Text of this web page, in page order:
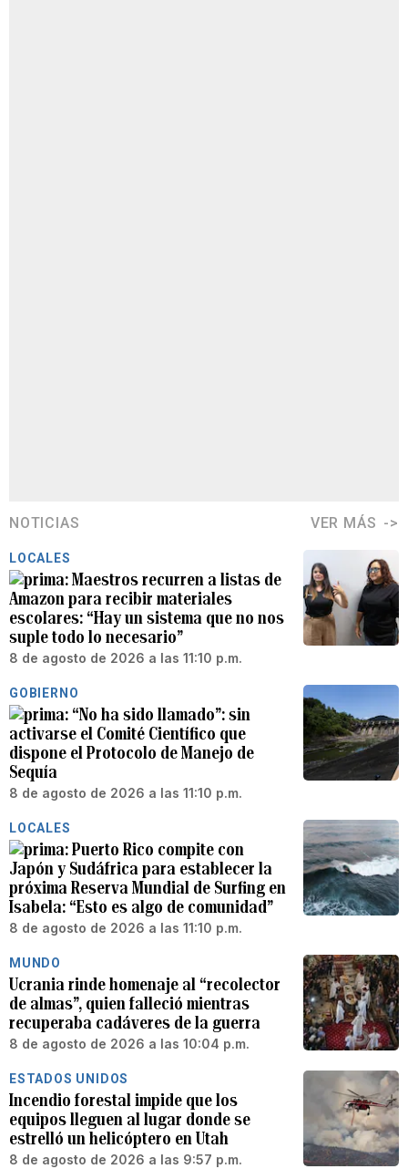
NOTICIAS VER MÁS
LOCALES
Maestros recurren a listas de
Amazon para recibir materiales
escolares: “Hay un sistema que no nos
suple todo lo necesario”
8 de agosto de 2026 a las 11:10 p.m.
GOBIERNO
“No ha sido llamado”: sin
activarse el Comité Científico que
dispone el Protocolo de Manejo de
Sequía
8 de agosto de 2026 a las 11:10 p.m.
LOCALES
Puerto Rico compite con
Japón y Sudáfrica para establecer la
próxima Reserva Mundial de Surfing en
Isabela: “Esto es algo de comunidad”
8 de agosto de 2026 a las 11:10 p.m.
MUNDO
Ucrania rinde homenaje al “recolector
de almas”, quien falleció mientras
recuperaba cadáveres de la guerra
8 de agosto de 2026 a las 10:04 p.m.
ESTADOS UNIDOS
Incendio forestal impide que los
equipos lleguen al lugar donde se
estrelló un helicóptero en Utah
8 de agosto de 2026 a las 9:57 p.m.